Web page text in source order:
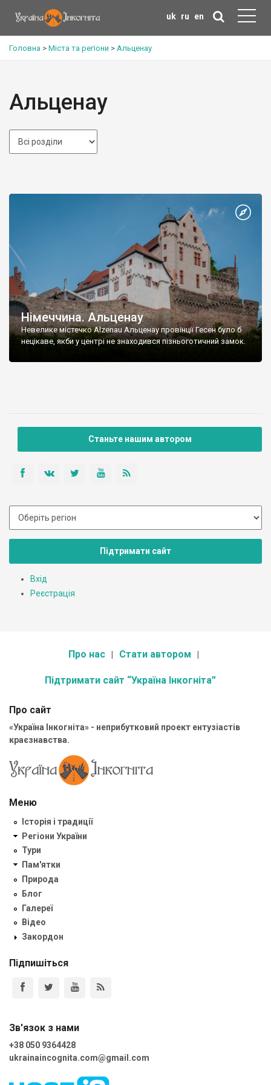
uk ru en
Головна > Міста та регіони > Альценау
Альценау
Німеччина. Альценау
Невелике містечко Alzenau Альценау провінції Гесен було б
нецікаве, якби у центрі не знаходився пізньоготичний замок.
Станьте нашим автором
Підтримати сайт
Вхід
Реєстрація
Про нас Стати автором
Підтримати сайт “Україна Інкогніта”
Про сайт
«Україна Інкогніта» - неприбутковий проект ентузіастів
краєзнавства.
Меню
Історія і традиції
Регіони України
Тури
Пам'ятки
Природа
Блог
Галереї
Відео
Закордон
Підпишіться
Зв'язок з нами
+38 050 9364428
ukrainaincognita.com@gmail.com